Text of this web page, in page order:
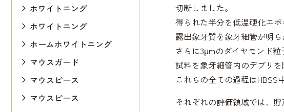
切断しました。
得られた半分を低温硬化エ
露出象牙質を象牙細管が明
さらに3μmのダイヤモンド
試料を象牙細管内のデブリ
これらの全ての過程はHBSS
それぞれの評価領域では、
ホワイトニング
ホワイトニング
ホームホワイトニング
マウスガード
マウスピース
マウスピース